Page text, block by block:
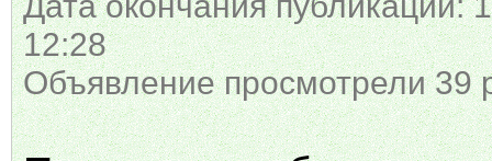
12:28
Объявление просмотрели 39